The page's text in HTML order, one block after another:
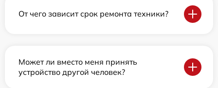
От чего зависит срок ремонта техники?
Может ли вместо меня принять
устройство другой человек?